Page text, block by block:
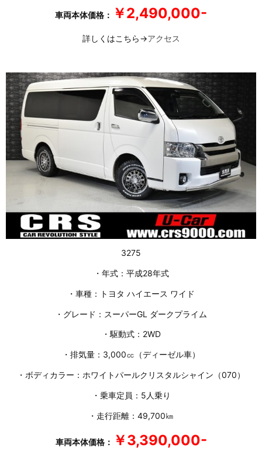
車両本体価格： ￥2,490,000-
詳しくはこちら→アクセス
3275
・年式：平成28年式
・車種：トヨタ ハイエース ワイド
・グレード：スーパーGL ダークプライム
・駆動式：2WD
・排気量：3,000㏄（ディーゼル車）
・ボディカラー：ホワイトパールクリスタルシャイン（070）
・乗車定員：5人乗り
・走行距離：49,700㎞
車両本体価格： ￥3,390,000-